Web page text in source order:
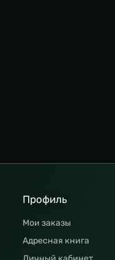
Профиль
Мои заказы
Адресная книга